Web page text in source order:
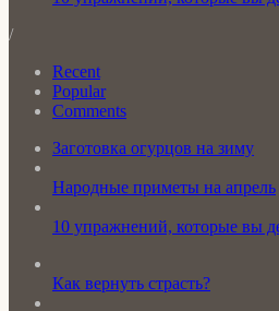
/
Recent
Popular
Comments
Заготовка огурцов на зиму
Народные приметы на апрель
10 упражнений, которые вы
Как вернуть страсть?